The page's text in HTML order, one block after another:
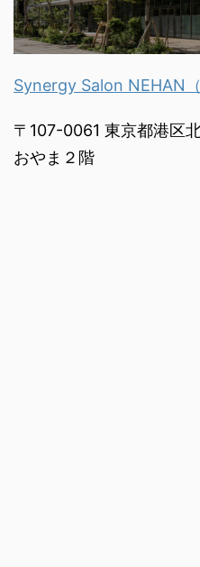
Synergy Salon NEHAN（
〒107-0061 東京都港区
おやま２階